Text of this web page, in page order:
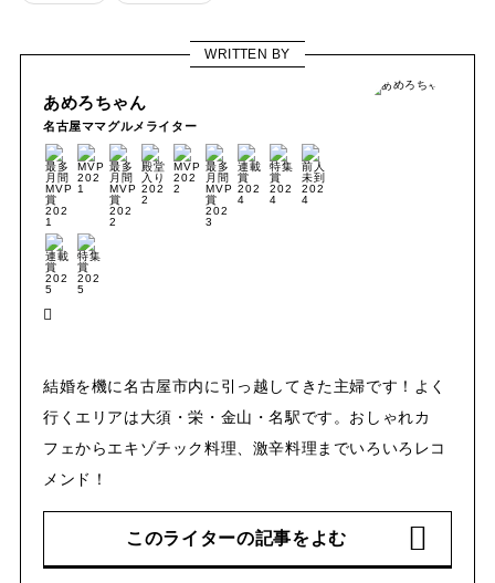
WRITTEN BY
あめろちゃん
名古屋ママグルメライター
結婚を機に名古屋市内に引っ越してきた主婦です！よく
行くエリアは大須・栄・金山・名駅です。おしゃれカ
フェからエキゾチック料理、激辛料理までいろいろレコ
メンド！
このライターの記事をよむ